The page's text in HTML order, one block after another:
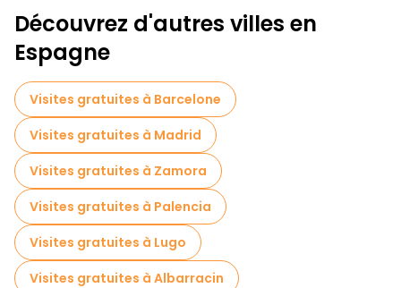
Visites à pied sans art à Ségovie
Visites à pied gratuites pour les familles à Ségovie
Visite gratuite de la vieille ville à Ségovie
Excursions d'une journée gratuites à Ségovie
Visites gratuites à proximité Catedral de Segovia
Visites gratuites à proximité Aqueduct of Segovia
Visites gratuites à proximité Mirador de la Canaleja
Découvrez d'autres villes en
Espagne
Visites gratuites à Barcelone
Visites gratuites à Madrid
Visites gratuites à Zamora
Visites gratuites à Palencia
Visites gratuites à Lugo
Visites gratuites à Albarracin